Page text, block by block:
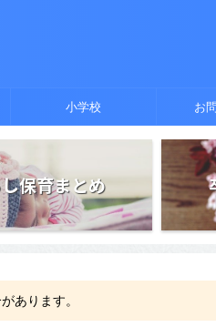
小学校 お
保育まとめ
あります。